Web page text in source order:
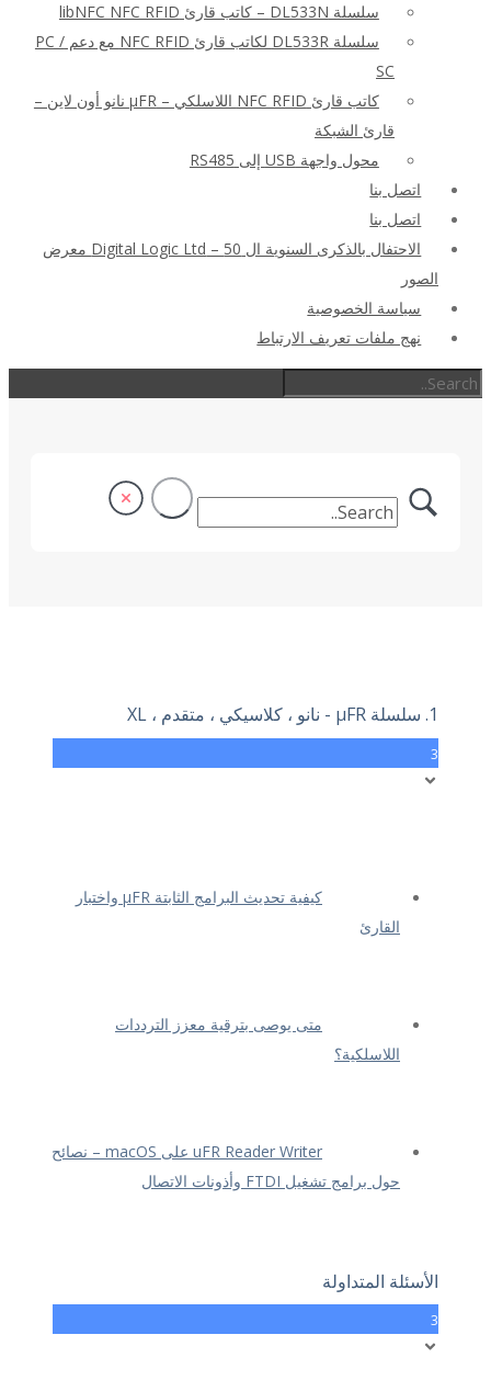
سلسلة DL533N – كاتب قارئ libNFC NFC RFID
سلسلة DL533R لكاتب قارئ NFC RFID مع دعم PC /
SC
كاتب قارئ NFC RFID اللاسلكي – μFR نانو أون لاين –
قارئ الشبكة
محول واجهة USB إلى RS485
اتصل بنا
اتصل بنا
الاحتفال بالذكرى السنوية ال 50 – Digital Logic Ltd معرض
الصور
سياسة الخصوصية
نهج ملفات تعريف الارتباط
1. سلسلة μFR - نانو ، كلاسيكي ، متقدم ، XL
3
كيفية تحديث البرامج الثابتة μFR واختبار
القارئ
متى يوصى بترقية معزز الترددات
اللاسلكية؟
uFR Reader Writer على macOS – نصائح
حول برامج تشغيل FTDI وأذونات الاتصال
الأسئلة المتداولة
3